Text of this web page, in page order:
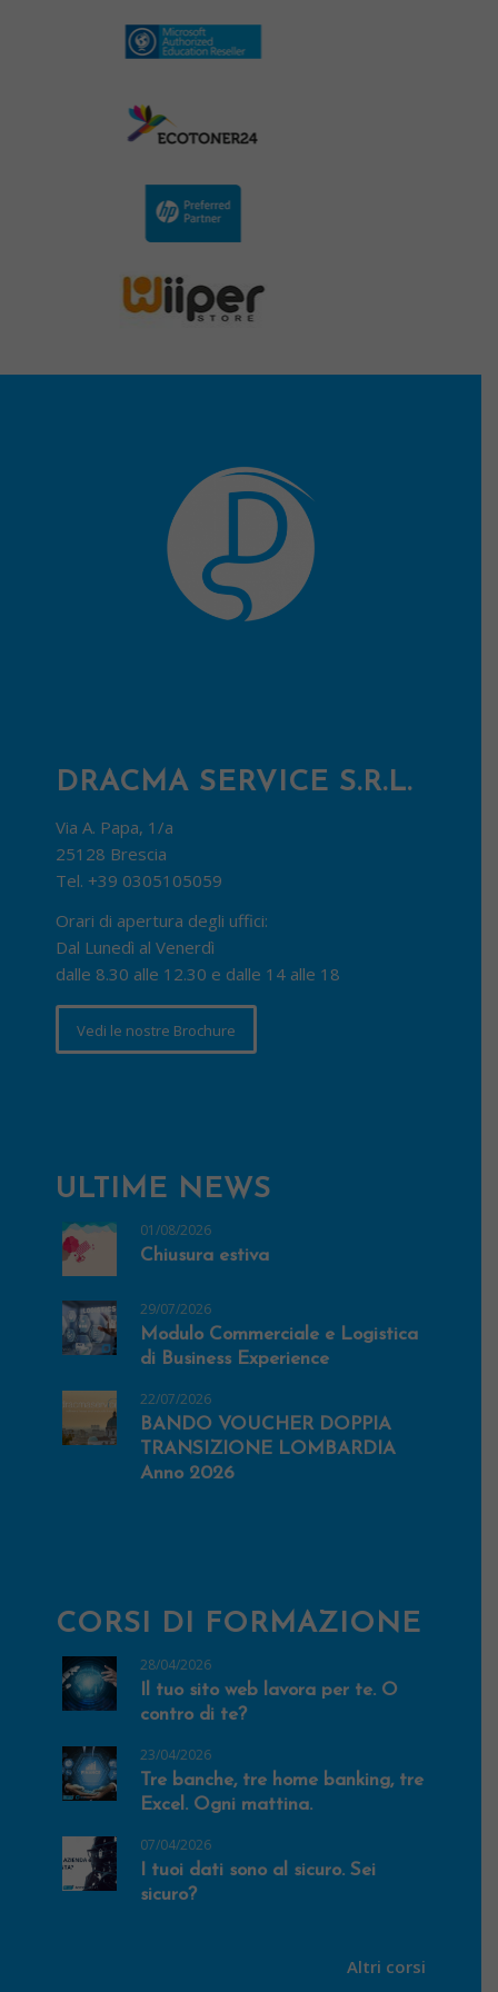
DRACMA SERVICE S.R.L.
Via A. Papa, 1/a
25128 Brescia
Tel. +39 0305105059
Orari di apertura degli uffici:
Dal Lunedì al Venerdì
dalle 8.30 alle 12.30 e dalle 14 alle 18
Vedi le nostre Brochure
ULTIME NEWS
01/08/2026
Chiusura estiva
29/07/2026
Modulo Commerciale e Logistica
di Business Experience
22/07/2026
BANDO VOUCHER DOPPIA
TRANSIZIONE LOMBARDIA
Anno 2026
CORSI DI FORMAZIONE
28/04/2026
Il tuo sito web lavora per te. O
contro di te?
23/04/2026
Tre banche, tre home banking, tre
Excel. Ogni mattina.
07/04/2026
I tuoi dati sono al sicuro. Sei
sicuro?
Altri corsi